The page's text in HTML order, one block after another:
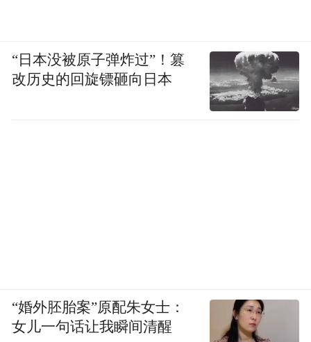
“日本没被原子弹炸过”！篡
改历史的回旋镖砸向日本
“婚外胚胎案”原配朱女士：
女儿一句话让我瞬间清醒